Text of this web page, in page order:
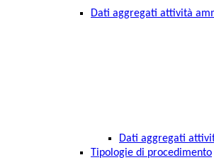
Dati aggregati attività
Dati aggregati
Tipologie di procedimento